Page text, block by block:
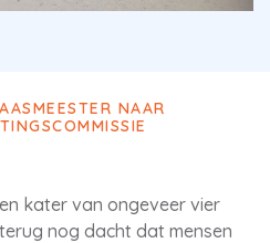
NAAR
kater van ongeveer vier
nog dacht dat mensen